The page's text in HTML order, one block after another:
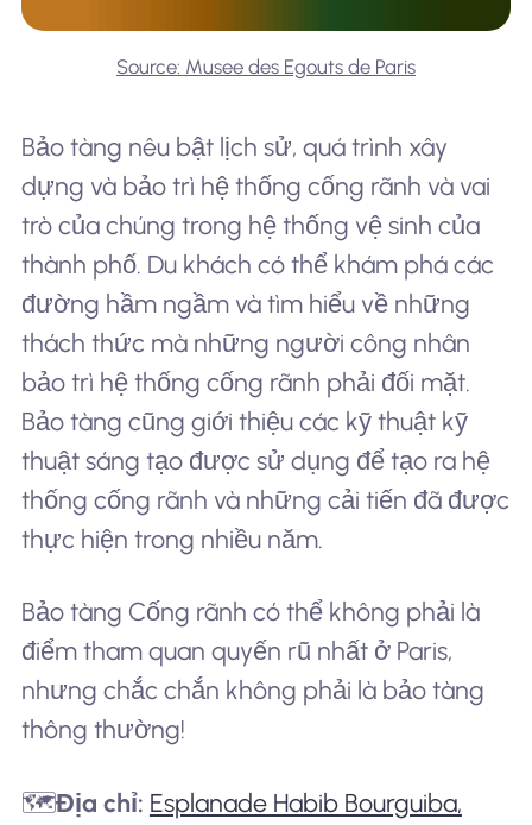
Source: Musee des Egouts de Paris
Bảo tàng nêu bật lịch sử, quá trình xây
dựng và bảo trì hệ thống cống rãnh và vai
trò của chúng trong hệ thống vệ sinh của
thành phố. Du khách có thể khám phá các
đường hầm ngầm và tìm hiểu về những
thách thức mà những người công nhân
bảo trì hệ thống cống rãnh phải đối mặt.
Bảo tàng cũng giới thiệu các kỹ thuật kỹ
thuật sáng tạo được sử dụng để tạo ra hệ
thống cống rãnh và những cải tiến đã được
thực hiện trong nhiều năm.
Bảo tàng Cống rãnh có thể không phải là
điểm tham quan quyến rũ nhất ở Paris,
nhưng chắc chắn không phải là bảo tàng
thông thường!
🗺️Địa chỉ: Esplanade Habib Bourguiba,